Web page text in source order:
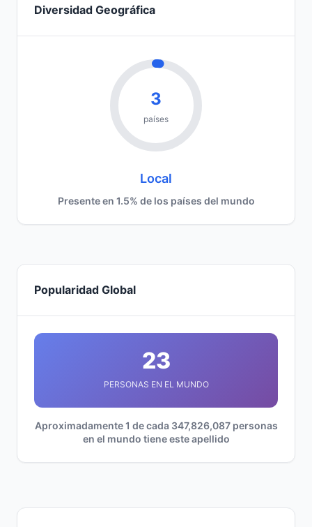
Diversidad Geográfica
3
países
Local
Presente en 1.5% de los países del mundo
Popularidad Global
23
PERSONAS EN EL MUNDO
Aproximadamente 1 de cada 347,826,087 personas
en el mundo tiene este apellido